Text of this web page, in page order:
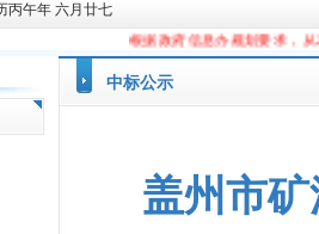
丙午年 六月廿七
根据政府信息办规划要求，从2023年
中标公示
盖州市